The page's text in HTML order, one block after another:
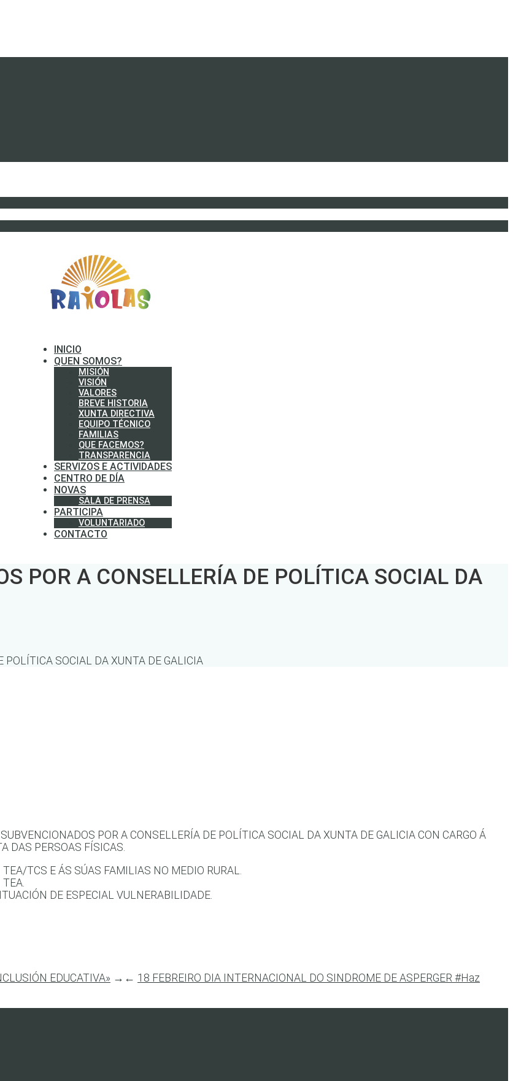
INICIO
QUEN SOMOS?
MISIÓN
VISIÓN
VALORES
BREVE HISTORIA
XUNTA DIRECTIVA
EQUIPO TÉCNICO
FAMILIAS
QUE FACEMOS?
TRANSPARENCIA
SERVIZOS E ACTIVIDADES
CENTRO DE DÍA
NOVAS
SALA DE PRENSA
PARTICIPA
VOLUNTARIADO
CONTACTO
POR A CONSELLERÍA DE POLÍTICA SOCIAL DA
POLÍTICA SOCIAL DA XUNTA DE GALICIA
POR A CONSELLERÍA DE POLÍTICA SOCIAL DA XUNTA DE GALICIA CON CARGO Á
DAS PERSOAS FÍSICAS.
TCS E ÁS SÚAS FAMILIAS NO MEDIO RURAL.
DE ESPECIAL VULNERABILIDADE.
EDUCATIVA» → ← 18 FEBREIRO DIA INTERNACIONAL DO SINDROME DE ASPERGER #Haz